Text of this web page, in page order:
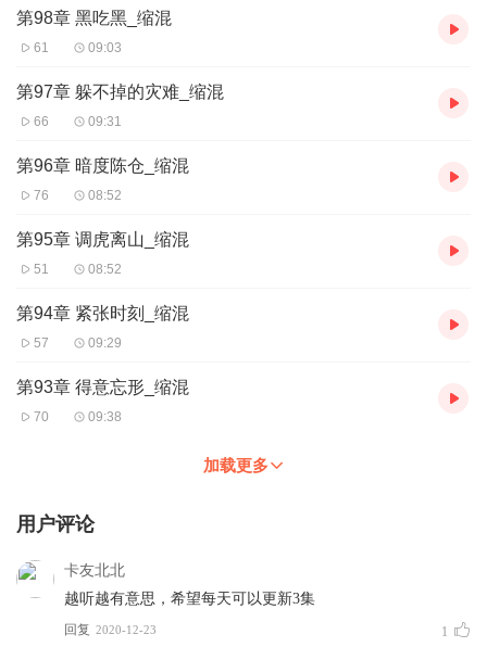
第98章 黑吃黑_缩混
61 09:03
第97章 躲不掉的灾难_缩混
66 09:31
第96章 暗度陈仓_缩混
76 08:52
第95章 调虎离山_缩混
51 08:52
第94章 紧张时刻_缩混
57 09:29
第93章 得意忘形_缩混
70 09:38
加载更多
用户评论
卡友北北
越听越有意思，希望每天可以更新3集
回复 2020-12-23 1